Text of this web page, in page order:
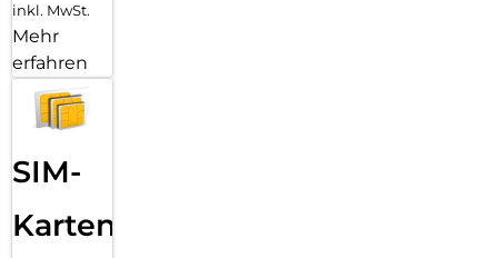
inkl. MwSt.
Mehr
erfahren
SIM-
Karten